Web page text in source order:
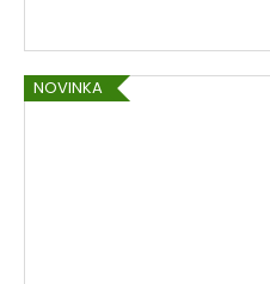
NOVINKA